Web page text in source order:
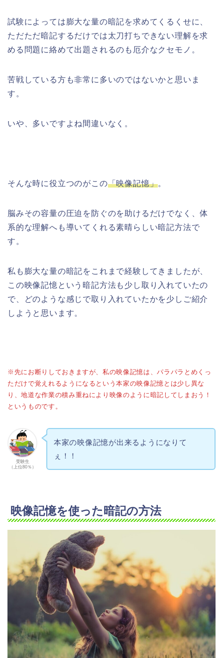
試験によっては膨大な量の暗記を求めてくるくせに、
ただただ暗記するだけでは太刀打ちできない理解を求
める問題に絡めて出題されるのも厄介なクセモノ。
苦戦している方も非常に多いのではないかと思いま
す。
いや、多いですよね間違いなく。
そんな時に役立つのがこの「映像記憶」。
脳みその容量の圧迫を防ぐのを助けるだけでなく、体
系的な理解へも導いてくれる素晴らしい暗記方法で
す。
私も膨大な量の暗記をこれまで経験してきましたが、
この映像記憶という暗記方法も少し取り入れていたの
で、どのような感じで取り入れていたかを少しご紹介
しようと思います。
※先にお断りしておきますが、私の映像記憶は、パラパラとめくっ
ただけで覚えれるようになるという本家の映像記憶とは少し異な
り、地道な作業の積み重ねにより映像のように暗記してしまおう！
というものです。
受験生
（上位80％）
本家の映像記憶が出来るようになりて
ぇ！！
映像記憶を使った暗記の方法